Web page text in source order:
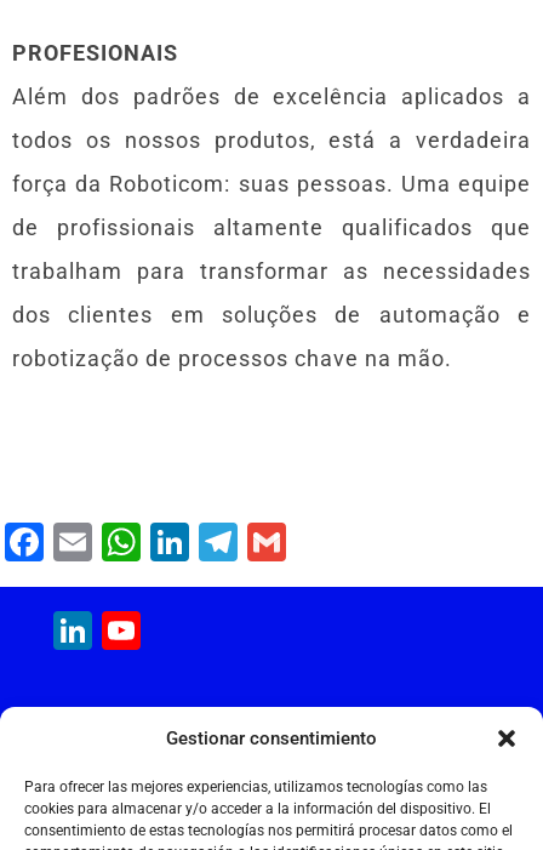
Gestionar consentimiento
Para ofrecer las mejores experiencias, utilizamos tecnologías como las
cookies para almacenar y/o acceder a la información del dispositivo. El
consentimiento de estas tecnologías nos permitirá procesar datos como el
PROFESIONAIS
Além dos padrões de excelência aplicados a
todos os nossos produtos, está a verdadeira
força da Roboticom: suas pessoas. Uma equipe
de profissionais altamente qualificados que
trabalham para transformar as necessidades
dos clientes em soluções de automação e
robotização de processos chave na mão.
F
a
c
e
b
o
k
E
m
ai
W
h
A
p
Li
n
dI
n
T
el
a
m
m
LinkedIn
Calle Cantir, 12 – Nave 7
Polígono Industrial Magarola
08292 Esparreguera – Barcelona
+34 934 397 038